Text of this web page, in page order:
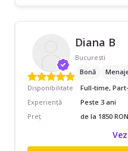
Diana B
Bucuresti
Bonă
Disponibilitate
Full-time,
Experiență
Peste 3 ani
Preț
de la 1850